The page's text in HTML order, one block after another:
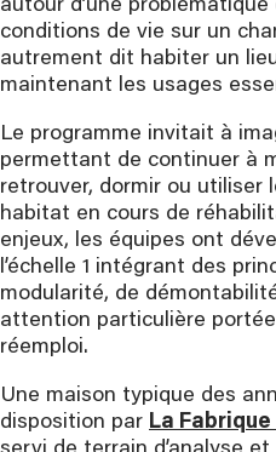
autour d’une
conditions de vie sur un
autrement dit habiter un
maintenant les usages
Le programme invitait à
permettant de continuer à
retrouver, dormir ou utiliser
habitat en cours de
enjeux, les équipes ont
l’échelle 1 intégrant des
modularité, de
attention particulière
réemploi.
Une maison typique des
disposition par La